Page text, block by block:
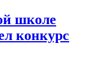
школе
конкурс